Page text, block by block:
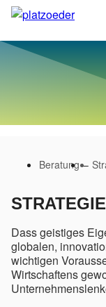
Skip
content
Beratung –
Dass geistiges
globalen,
wichtigen
Wirtschaftens